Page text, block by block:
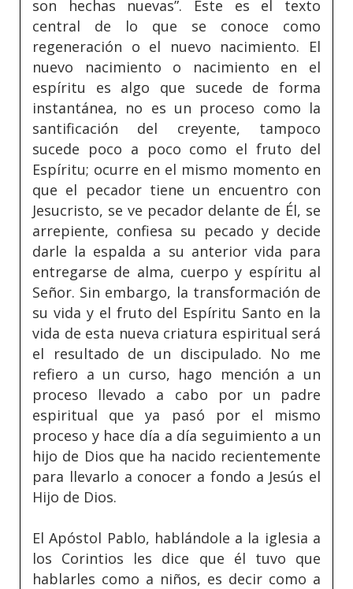
son hechas nuevas”. Este es el texto
central de lo que se conoce como
regeneración o el nuevo nacimiento. El
nuevo nacimiento o nacimiento en el
espíritu es algo que sucede de forma
instantánea, no es un proceso como la
santificación del creyente, tampoco
sucede poco a poco como el fruto del
Espíritu; ocurre en el mismo momento en
que el pecador tiene un encuentro con
Jesucristo, se ve pecador delante de Él, se
arrepiente, confiesa su pecado y decide
darle la espalda a su anterior vida para
entregarse de alma, cuerpo y espíritu al
Señor. Sin embargo, la transformación de
su vida y el fruto del Espíritu Santo en la
vida de esta nueva criatura espiritual será
el resultado de un discipulado. No me
refiero a un curso, hago mención a un
proceso llevado a cabo por un padre
espiritual que ya pasó por el mismo
proceso y hace día a día seguimiento a un
hijo de Dios que ha nacido recientemente
para llevarlo a conocer a fondo a Jesús el
Hijo de Dios.
El Apóstol Pablo, hablándole a la iglesia a
los Corintios les dice que él tuvo que
hablarles como a niños, es decir como a